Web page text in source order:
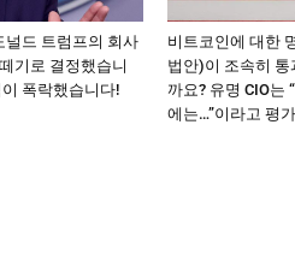
널드 트럼프의 회사
기로 결정했습니
폭락했습니다!
비트코인에 대한
법안)이 조속히
까요? 유명 CIO는
에는…”이라고 평